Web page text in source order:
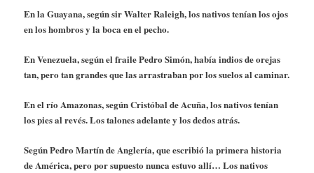
En la Guayana, según sir Walter Raleigh, los nativos tenían los ojos
en los hombros y la boca en el pecho.
En Venezuela, según el fraile Pedro Simón, había indios de orejas
tan, pero tan grandes que las arrastraban por los suelos al caminar.
En el río Amazonas, según Cristóbal de Acuña, los nativos tenían
los pies al revés. Los talones adelante y los dedos atrás.
Según Pedro Martín de Anglería, que escribió la primera historia
de América, pero por supuesto nunca estuvo allí… Los nativos